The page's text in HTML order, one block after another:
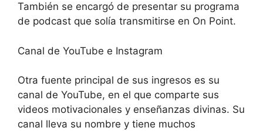
También se encargó de presentar su programa
de podcast que solía transmitirse en On Point.
Canal de YouTube e Instagram
Otra fuente principal de sus ingresos es su
canal de YouTube, en el que comparte sus
videos motivacionales y enseñanzas divinas. Su
canal lleva su nombre y tiene muchos